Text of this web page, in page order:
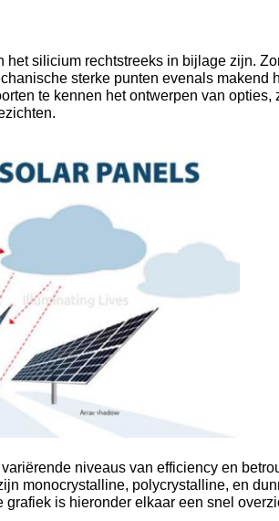
silicium rechtstreeks in bijlage zijn.
sterke punten evenals makend
te kennen het ontwerpen van opties,
niveaus van efficiency en
monocrystalline, polycrystalline, en
is hieronder elkaar een snel